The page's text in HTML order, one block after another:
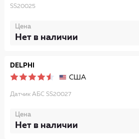
SS20025
Цена
Нет в наличии
DELPHI
США
Датчик АБС SS20027
Цена
Нет в наличии